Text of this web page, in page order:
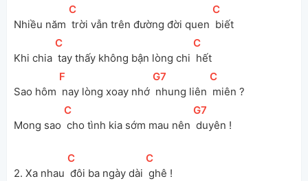
Nhiều năm
[
C
trời vẫn trên đường đời quen
[
C
biết
Khi chia
[
C
tay thấy không bận lòng chi
[
C
hết
Sao hôm
[F
nay lòng xoay nhớ
[
G7
nhung liên
[
C
miên ?
Mong sao
[
C
cho tình kia sớm mau nên
[
G7
duyên !
2. Xa nhau
[
C
đôi ba ngày dài
[
C
ghê !